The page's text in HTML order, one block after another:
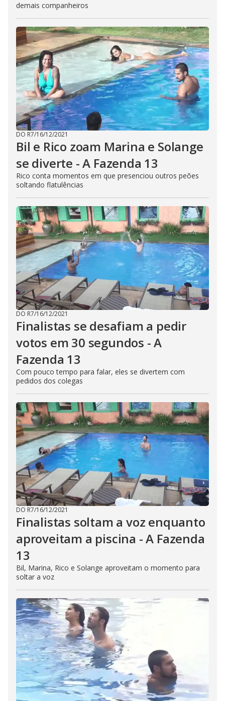
demais companheiros
DO R7/16/12/2021
Bil e Rico zoam Marina e Solange
se diverte - A Fazenda 13
Rico conta momentos em que presenciou outros peões
soltando flatulências
DO R7/16/12/2021
Finalistas se desafiam a pedir
votos em 30 segundos - A
Fazenda 13
Com pouco tempo para falar, eles se divertem com
pedidos dos colegas
DO R7/16/12/2021
Finalistas soltam a voz enquanto
aproveitam a piscina - A Fazenda
13
Bil, Marina, Rico e Solange aproveitam o momento para
soltar a voz